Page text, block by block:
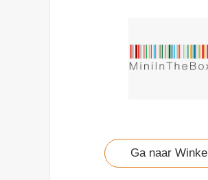
Ga naar Winkel